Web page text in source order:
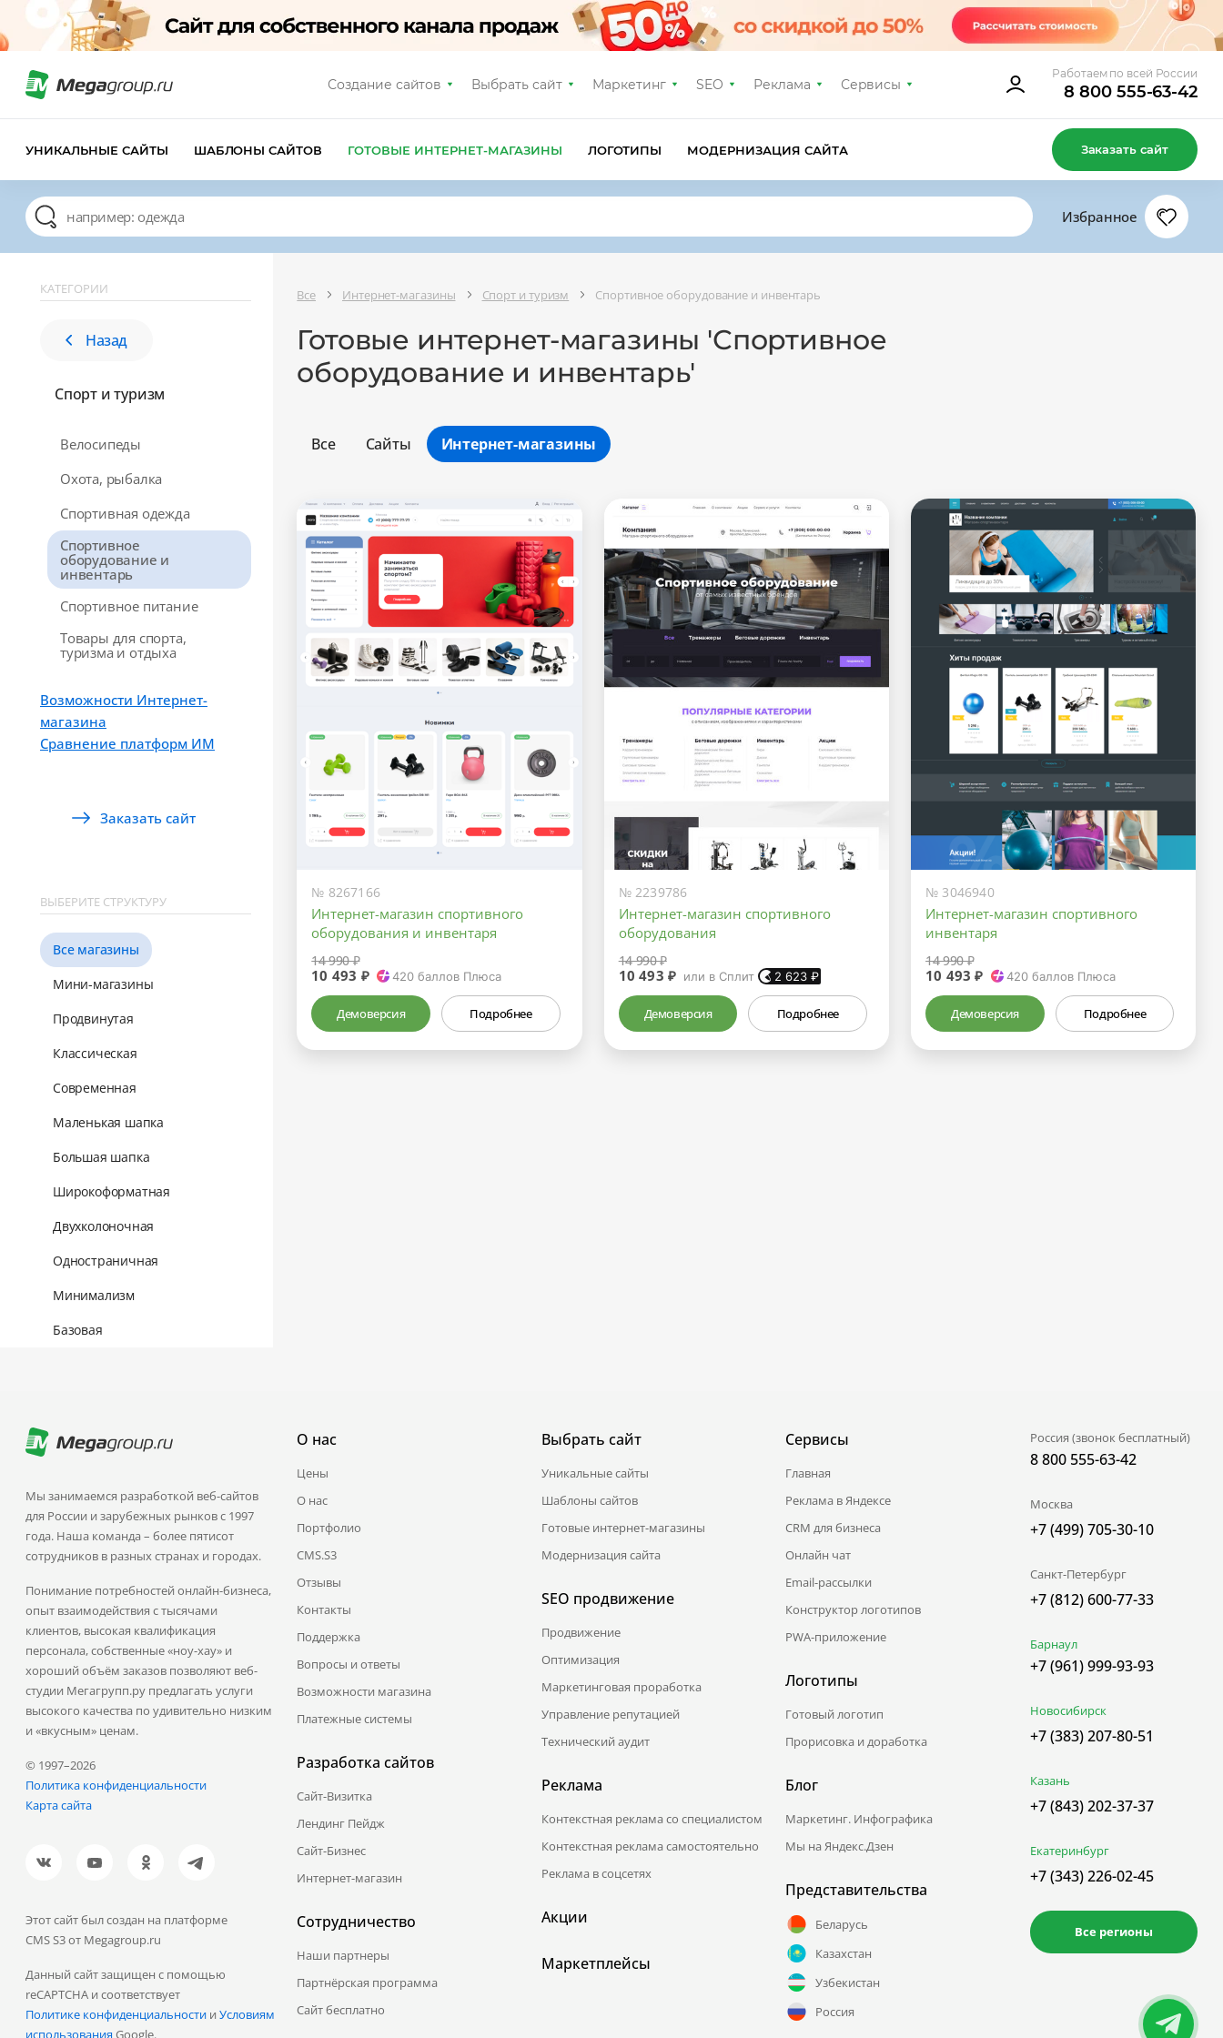
Создание сайтов Выбрать сайт Маркетинг SEO Реклама Сервисы
Работаем по всей России
8 800 555-63-42
УНИКАЛЬНЫЕ САЙТЫ ШАБЛОНЫ САЙТОВ ГОТОВЫЕ ИНТЕРНЕТ-МАГАЗИНЫ ЛОГОТИПЫ МОДЕРНИЗАЦИЯ САЙТА Заказать сайт
Избранное
КАТЕГОРИИ
Назад
Спорт и туризм
Велосипеды
Охота, рыбалка
Спортивная одежда
Спортивное
оборудование и
инвентарь
Спортивное питание
Товары для спорта,
туризма и отдыха
Возможности Интернет-
магазина
Сравнение платформ ИМ
Заказать сайт
ВЫБЕРИТЕ СТРУКТУРУ
Все магазины
Мини-магазины
Продвинутая
Классическая
Современная
Маленькая шапка
Большая шапка
Широкоформатная
Двухколоночная
Одностраничная
Минимализм
Базовая
Все Интернет-магазины Спорт и туризм Спортивное оборудование и инвентарь
Готовые интернет-магазины 'Спортивное
оборудование и инвентарь'
Все Сайты
Максимальный
Интернет-магазины
№ 8267166
Интернет-магазин спортивного
оборудования и инвентаря
14 990 ₽
10 493 ₽ 420баллов Плюса
Демоверсия Подробнее
№ 2239786
Интернет-магазин спортивного
оборудования
14 990 ₽
10 493 ₽ или в Сплит 2 623 ₽
Демоверсия Подробнее
№ 3046940
Интернет-магазин спортивного
инвентаря
14 990 ₽
10 493 ₽ 420баллов Плюса
Демоверсия Подробнее
Мы занимаемся разработкой веб-сайтов
для России и зарубежных рынков с 1997
года. Наша команда – более пятисот
сотрудников в разных странах и городах.
Понимание потребностей онлайн-бизнеса,
опыт взаимодействия с тысячами
клиентов, высокая квалификация
персонала, собственные «ноу-хау» и
хороший объём заказов позволяют веб-
студии Мегагрупп.ру предлагать услуги
высокого качества по удивительно низким
и «вкусным» ценам.
© 1997–2026
Политика конфиденциальности
Карта сайта
Этот сайт был создан на платформе
CMS S3 от Megagroup.ru
Данный сайт защищен с помощью
reCAPTCHA и соответствует
Политике конфиденциальности и Условиям
использования Google.
О нас
Цены
О нас
Портфолио
CMS.S3
Отзывы
Контакты
Поддержка
Вопросы и ответы
Возможности магазина
Платежные системы
Разработка сайтов
Сайт-Визитка
Лендинг Пейдж
Сайт-Бизнес
Интернет-магазин
Сотрудничество
Наши партнеры
Партнёрская программа
Сайт бесплатно
Выбрать сайт
Уникальные сайты
Шаблоны сайтов
Готовые интернет-магазины
Модернизация сайта
SEO продвижение
Продвижение
Оптимизация
Маркетинговая проработка
Управление репутацией
Технический аудит
Реклама
Контекстная реклама со специалистом
Контекстная реклама самостоятельно
Реклама в соцсетях
Акции
Маркетплейсы
Сервисы
Главная
Реклама в Яндексе
CRM для бизнеса
Онлайн чат
Email-рассылки
Конструктор логотипов
PWA-приложение
Логотипы
Готовый логотип
Прорисовка и доработка
Блог
Маркетинг. Инфографика
Мы на Яндекс.Дзен
Представительства
Беларусь
Казахстан
Узбекистан
Россия
Россия (звонок бесплатный)
8 800 555-63-42
Москва
+7 (499) 705-30-10
Санкт-Петербург
+7 (812) 600-77-33
Барнаул
+7 (961) 999-93-93
Новосибирск
+7 (383) 207-80-51
Казань
+7 (843) 202-37-37
Екатеринбург
+7 (343) 226-02-45
Все регионы